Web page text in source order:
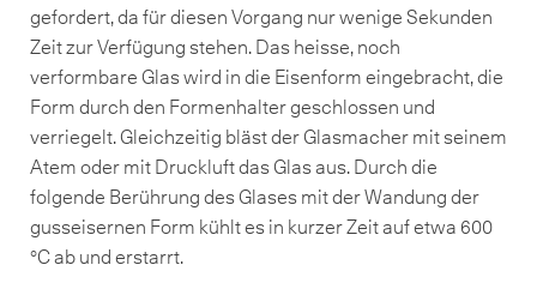
gefordert, da für diesen Vorgang nur wenige Sekunden
Zeit zur Verfügung stehen. Das heisse, noch
verformbare Glas wird in die Eisenform eingebracht, die
Form durch den Formenhalter geschlossen und
verriegelt. Gleichzeitig bläst der Glasmacher mit seinem
Atem oder mit Druckluft das Glas aus. Durch die
folgende Berührung des Glases mit der Wandung der
gusseisernen Form kühlt es in kurzer Zeit auf etwa 600
°C ab und erstarrt.